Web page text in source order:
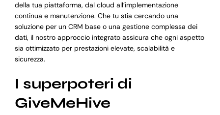
della tua piattaforma, dal cloud all’implementazione
continua e manutenzione. Che tu stia cercando una
soluzione per un CRM base o una gestione complessa dei
dati, il nostro approccio integrato assicura che ogni aspetto
sia ottimizzato per prestazioni elevate, scalabilità e
sicurezza.
I superpoteri di
GiveMeHive